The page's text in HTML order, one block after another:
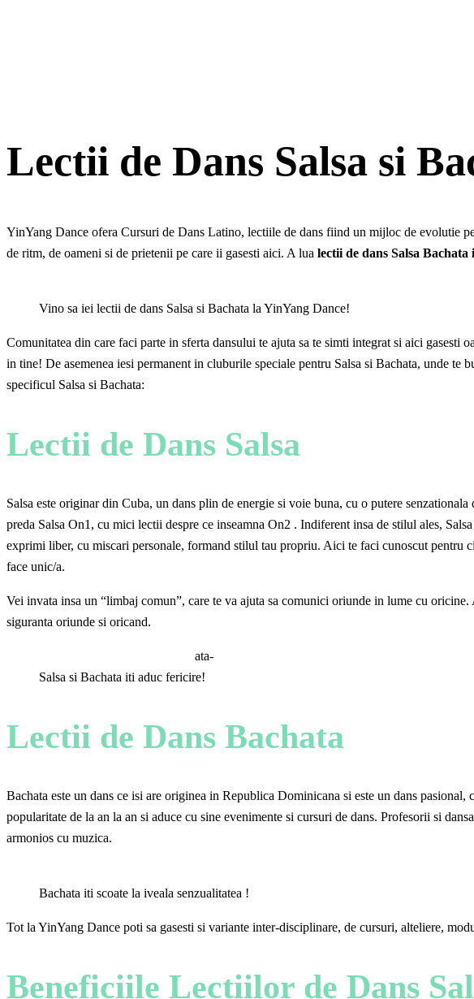
Lectii de Dans Salsa si
YinYang Dance ofera Cursuri de Dans Latino, lectiile de dans fiind un mijloc de evolutie
de ritm, de oameni si de prietenii pe care ii gasesti aici. A lua lectii de dans Salsa Bachata i
Vino sa iei lectii de dans Salsa si Bachata la YinYang Dance!
Comunitatea din care faci parte in sferta dansului te ajuta sa te simti integrat si aici gasesti
in tine! De asemenea iesi permanent in cluburile speciale pentru Salsa si Bachata, unde
specificul Salsa si Bachata:
Lectii de Dans Salsa
Salsa este originar din Cuba, un dans plin de energie si voie buna, cu o putere
preda Salsa On1, cu mici lectii despre ce inseamna On2 . Indiferent insa de stilul ales,
exprimi liber, cu miscari personale, formand stilul tau propriu. Aici te faci cunoscut pentru
face unic/a.
Vei invata insa un “limbaj comun”, care te va ajuta sa comunici oriunde in lume cu
siguranta oriunde si oricand.
Salsa si Bachata iti aduc fericire!
Lectii de Dans Bachata
Bachata este un dans ce isi are originea in Republica Dominicana si este un dans
popularitate de la an la an si aduce cu sine evenimente si cursuri de dans. Profesorii si
armonios cu muzica.
Bachata iti scoate la iveala senzualitatea !
Tot la YinYang Dance poti sa gasesti si variante inter-disciplinare, de cursuri, alteliere,
Beneficiile Lectiilor de Dans